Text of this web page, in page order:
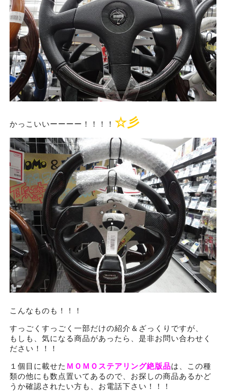
かっこいいーーーー！！！！ ☆彡
こんなものも！！！
すっごくすっごく一部だけの紹介＆ざっくりですが、
もしも、気になる商品があったら、是非お問い合わせく
ださい！！！
１個目に載せた ＭＯＭＯステアリング絶版品は、この種
類の他にも数点置いてあるので、お探しの商品あるかど
うか確認されたい方も、お電話下さい！！！